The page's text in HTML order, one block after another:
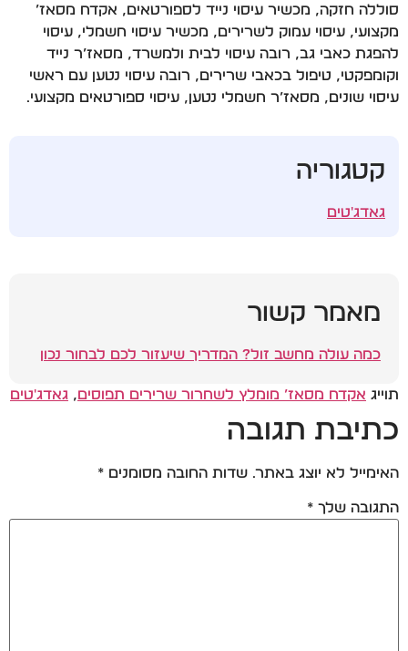
סוללה חזקה, מכשיר עיסוי נייד לספורטאים, אקדח מסאז’
מקצועי, עיסוי עמוק לשרירים, מכשיר עיסוי חשמלי, עיסוי
להפגת כאבי גב, רובה עיסוי לבית ולמשרד, מסאז’ר נייד
וקומפקטי, טיפול בכאבי שרירים, רובה עיסוי נטען עם ראשי
עיסוי שונים, מסאז’ר חשמלי נטען, עיסוי ספורטאים מקצועי.
קטגוריה
גאדג'טים
מאמר קשור
כמה עולה מחשב זול? המדריך שיעזור לכם לבחור נכון
תוייג אקדח מסאז’ מומלץ לשחרור שרירים תפוסים, גאדג'טים
כתיבת תגובה
האימייל לא יוצג באתר. שדות החובה מסומנים *
התגובה שלך *